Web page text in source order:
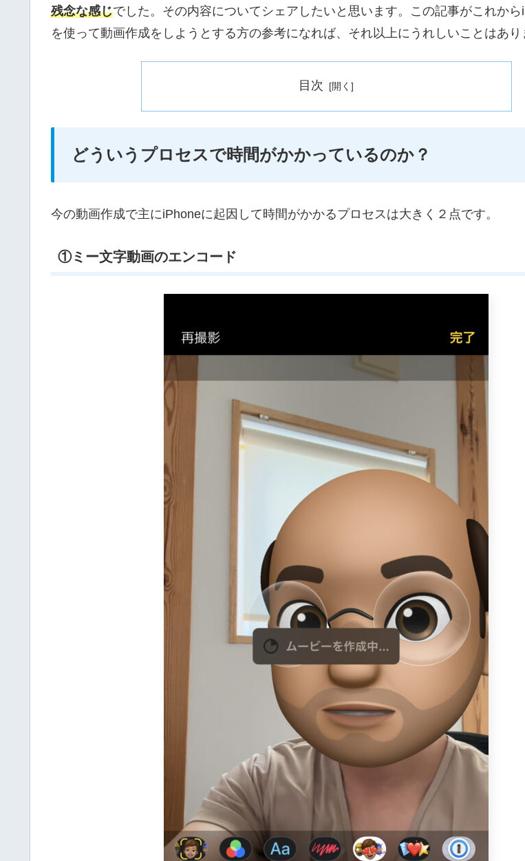
残念な感じでした。その内容についてシェアしたいと思います。この記事がこれか
を使って動画作成をしようとする方の参考になれば、それ以上にうれしいことはあり
目次
どういうプロセスで時間がかかっているのか？
今の動画作成で主にiPhoneに起因して時間がかかるプロセスは大きく２点です。
①ミー文字動画のエンコード